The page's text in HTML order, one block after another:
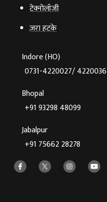
टेक्‍नोलॉजी
ज़रा हटके
Indore (HO)
0731-4220027/ 4220036
Bhopal
+91 93298 48099
Jabalpur
+91 75662 28278